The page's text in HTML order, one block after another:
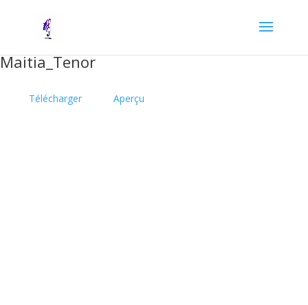
Maitia_Tenor
Télécharger Aperçu